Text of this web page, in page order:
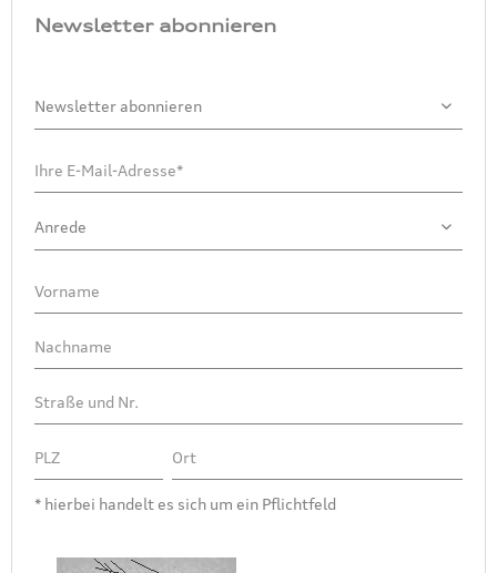
Newsletter abonnieren
* hierbei handelt es sich um ein Pflichtfeld